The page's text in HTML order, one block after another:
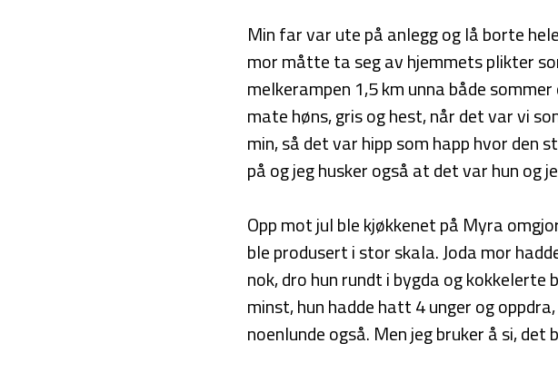
Min far var ute på anlegg og lå borte
mor måtte ta seg av hjemmets plikter
melkerampen 1,5 km unna både
mate høns, gris og hest, når det var vi
min, så det var hipp som happ hvor
på og jeg husker også at det var hun og
Opp mot jul ble kjøkkenet på Myra
ble produsert i stor skala. Joda mor
nok, dro hun rundt i bygda og kokkelerte
minst, hun hadde hatt 4 unger og
noenlunde også. Men jeg bruker å si, det